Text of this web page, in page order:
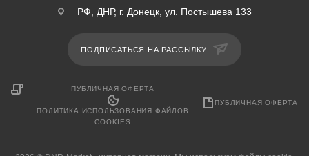
РФ, ДНР, г. Донецк, ул. Постышева 133
ПОДПИСАТЬСЯ НА РАССЫЛКУ
ПУБЛИЧНАЯ ОФЕРТА
ПОЛИТИКА ИСПОЛЬЗОВАНИЯ ФАЙЛОВ
COOKIES
ПУБЛИЧНАЯ ОФЕРТА